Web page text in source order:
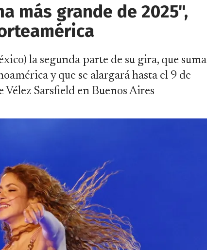
más grande de 2025",
la segunda parte de su gira, que suma
y que se alargará hasta el 9 de
Sarsfield en Buenos Aires